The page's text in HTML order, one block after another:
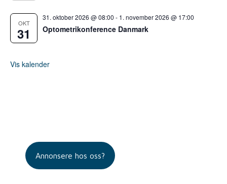
OKT
31
31. oktober 2026 @ 08:00 - 1. november 2026 @ 17:00
Optometrikonference Danmark
Vis kalender
Annonsere hos oss?